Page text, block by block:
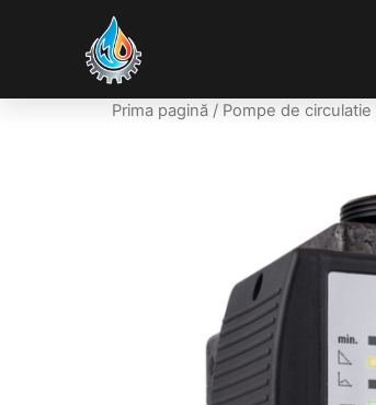
Prima pagină / Pompe de circulatie